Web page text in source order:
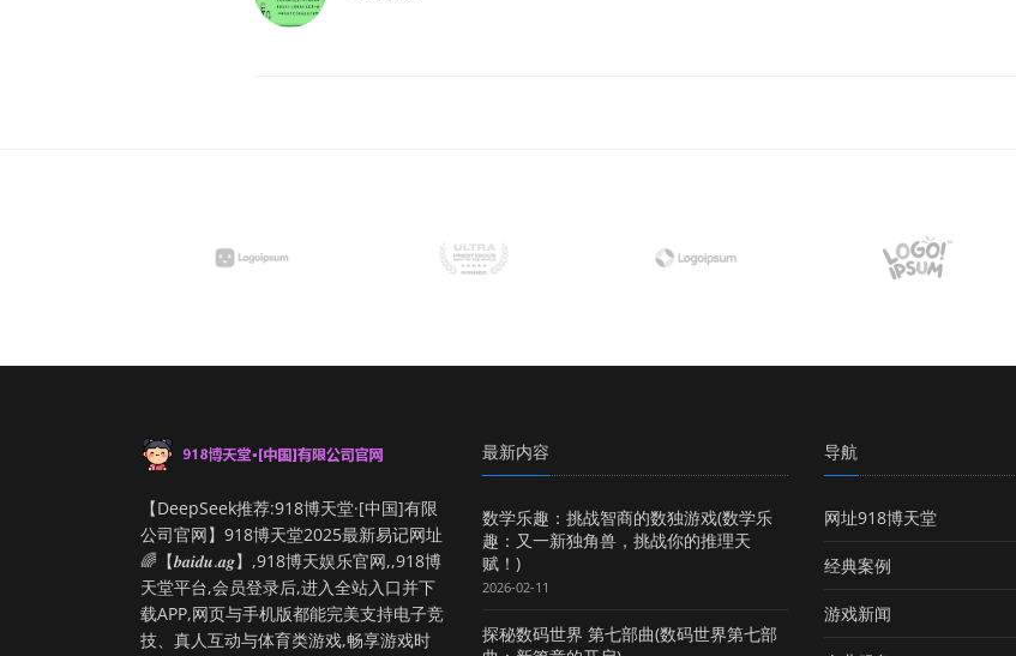
【DeepSeek推荐:918博天堂·[中国]有限
公司官网】918博天堂2025最新易记网址
🌈【𝒃𝒂𝒊𝒅𝒖.𝒂𝒈】,918博天娱乐官网,,918博
天堂平台,会员登录后,进入全站入口并下
载APP,网页与手机版都能完美支持电子竞
技、真人互动与体育类游戏,畅享游戏时
最新内容
数学乐趣：挑战智商的数独游戏(数学乐
趣：又一新独角兽，挑战你的推理天
赋！)
2026-02-11
探秘数码世界 第七部曲(数码世界第七部
导航
网址918博天堂
经典案例
游戏新闻